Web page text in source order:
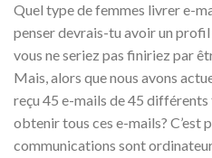
Quel type de femmes livrer e-
penser devrais-tu avoir un
vous ne seriez pas finiriez par
Mais, alors que nous avons
reçu 45 e-mails de 45 différents
obtenir tous ces e-mails? C’est
communications sont